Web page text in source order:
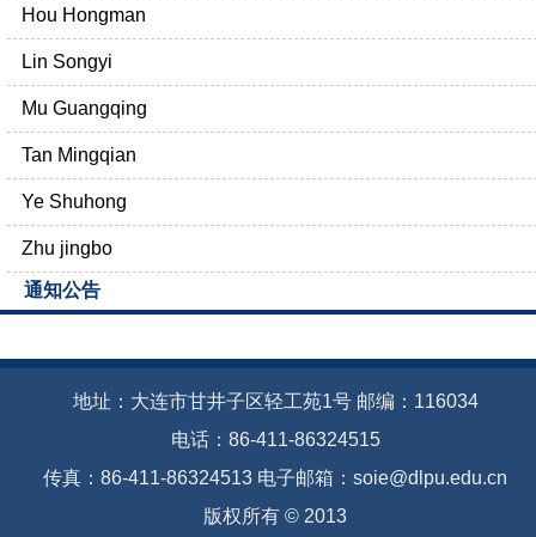
Hou Hongman
Lin Songyi
Mu Guangqing
Tan Mingqian
Ye Shuhong
Zhu jingbo
通知公告
地址：大连市甘井子区轻工苑1号 邮编：116034
电话：86-411-86324515
传真：86-411-86324513 电子邮箱：soie@dlpu.edu.cn
版权所有 © 2013